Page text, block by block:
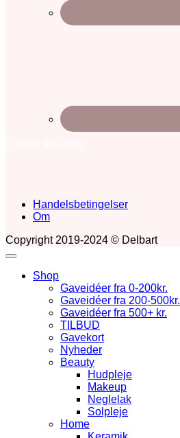
Handelsbetingelser
Om
Copyright 2019-2024 © Delbart
Shop
Gaveidéer fra 0-200kr.
Gaveidéer fra 200-500kr.
Gaveidéer fra 500+ kr.
TILBUD
Gavekort
Nyheder
Beauty
Hudpleje
Makeup
Neglelak
Solpleje
Home